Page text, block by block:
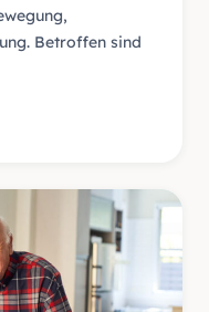
Betroffen sind